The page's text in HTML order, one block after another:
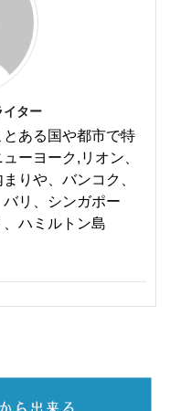
イター
ある国や都市で特
ーヨーク,リオン、
りや、バンコク、
リ、シンガポー
ハミルトン島